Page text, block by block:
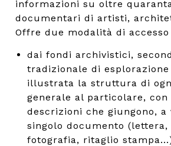
informazioni su oltre
documentari di artisti,
Offre due modalità di
dai fondi archivistici,
tradizionale di esplorazione
illustrata la struttura di
generale al particolare,
descrizioni che giungono,
singolo documento
fotografia, ritaglio